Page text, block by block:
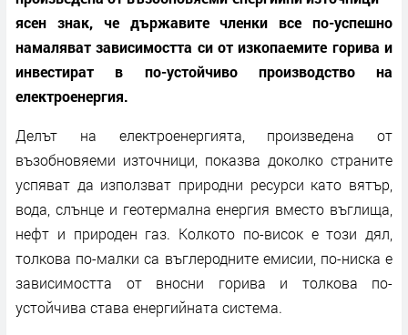
ясен знак, че държавите членки все по-успешно
намаляват зависимостта си от изкопаемите горива и
инвестират в по-устойчиво производство на
електроенергия.
Делът на електроенергията, произведена от
възобновяеми източници, показва доколко страните
успяват да използват природни ресурси като вятър,
вода, слънце и геотермална енергия вместо въглища,
нефт и природен газ. Колкото по-висок е този дял,
толкова по-малки са въглеродните емисии, по-ниска е
зависимостта от вносни горива и толкова по-
устойчива става енергийната система.